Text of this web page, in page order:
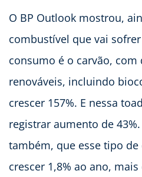
O BP Outlook mostrou,
combustível que vai
consumo é o carvão, com
renováveis, incluindo
crescer 157%. E nessa
registrar aumento de
também, que esse tipo
crescer 1,8% ao ano,